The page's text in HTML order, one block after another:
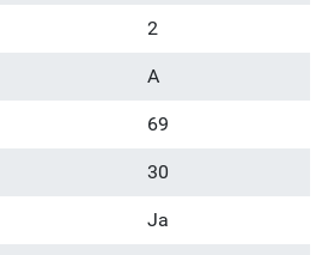
2
A
69
30
Ja